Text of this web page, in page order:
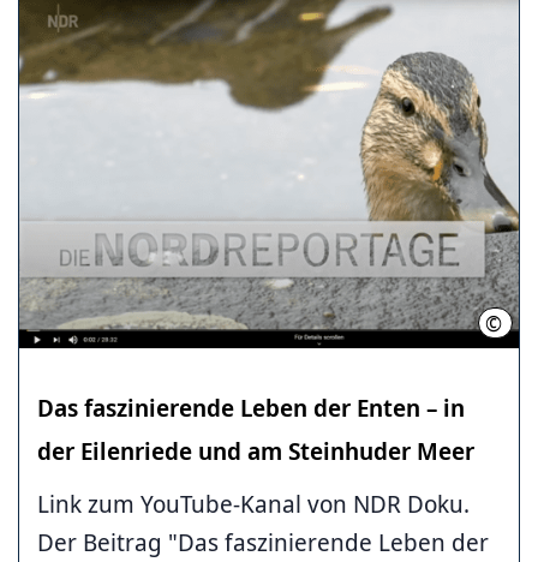
© LHH
Das faszinierende Leben der Enten – in
der Eilenriede und am Steinhuder Meer
Link zum YouTube-Kanal von NDR Doku.
Der Beitrag "Das faszinierende Leben der